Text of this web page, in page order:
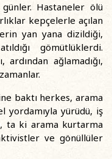
Hastaneler ölü
kepçelerle açılan
yan yana dizildiği,
gömütlüklerdi.
ardından ağlamadığı,
baktı herkes, arama
yordamıyla yürüdü, iş
ta ki arama kurtarma
ve gönüllüler